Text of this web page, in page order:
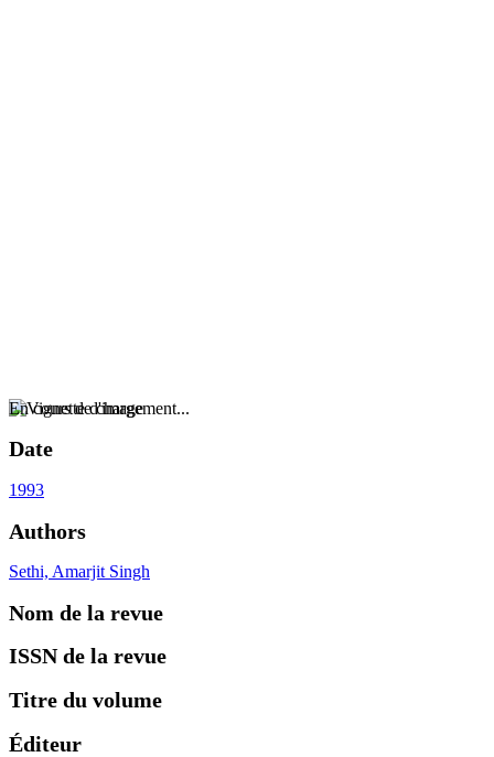
En cours de chargement...
Date
1993
Authors
Sethi, Amarjit Singh
Nom de la revue
ISSN de la revue
Titre du volume
Éditeur